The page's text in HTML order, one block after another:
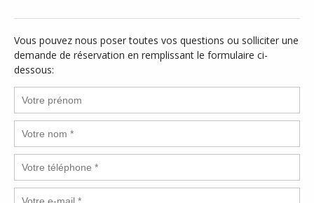
Vous pouvez nous poser toutes vos questions ou solliciter une
demande de réservation en remplissant le formulaire ci-
dessous: